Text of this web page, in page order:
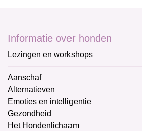
Informatie over honden
Lezingen en workshops
Aanschaf
Alternatieven
Emoties en intelligentie
Gezondheid
Het Hondenlichaam